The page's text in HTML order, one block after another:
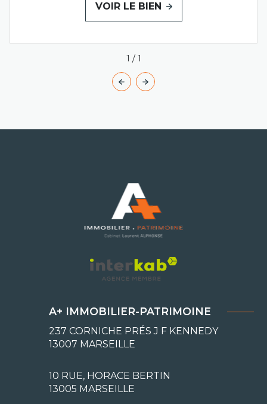
VOIR LE BIEN
1 / 1
A+ IMMOBILIER-PATRIMOINE
237 CORNICHE PRÉS J F KENNEDY
13007 MARSEILLE
10 RUE, HORACE BERTIN
13005 MARSEILLE